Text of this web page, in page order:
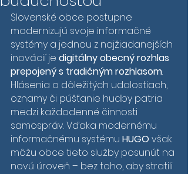
Slovenské obce postupne
modernizujú svoje informačné
systémy a jednou z najžiadanejších
inovácií je digitálny obecný rozhlas
prepojený s tradičným rozhlasom.
Hlásenia o dôležitých udalostiach,
oznamy či púšťanie hudby patria
medzi každodenné činnosti
samospráv. Vďaka modernému
informačnému systému HUGO však
môžu obce tieto služby posunúť na
novú úroveň – bez toho, aby stratili